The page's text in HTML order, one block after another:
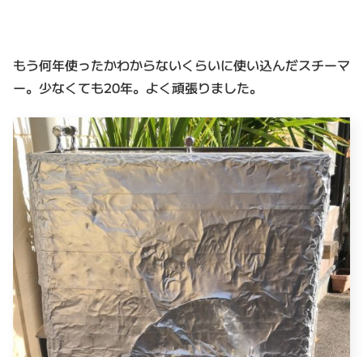
もう何年使ったかわからないくらいに使い込んだスチーマ
ー。少なくても20年。よく頑張りました。